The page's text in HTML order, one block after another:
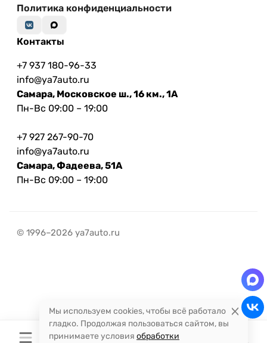
Политика конфиденциальности
Контакты
+7 937 180-96-33
info@ya7auto.ru
Самара, Московское ш., 16 км., 1А
Пн-Вс 09:00 – 19:00
+7 927 267-90-70
info@ya7auto.ru
Самара, Фадеева, 51А
Пн-Вс 09:00 – 19:00
© 1996–2026 ya7auto.ru
Мы используем cookies, чтобы всё работало
гладко. Продолжая пользоваться сайтом, вы
принимаете условия обработки